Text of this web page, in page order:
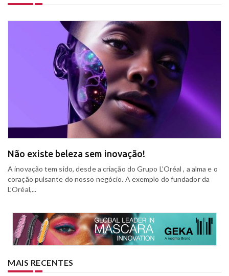
Não existe beleza sem inovação!
A inovação tem sido, desde a criação do Grupo L’Oréal , a alma e o
coração pulsante do nosso negócio. A exemplo do fundador da
L’Oréal,...
MAIS RECENTES